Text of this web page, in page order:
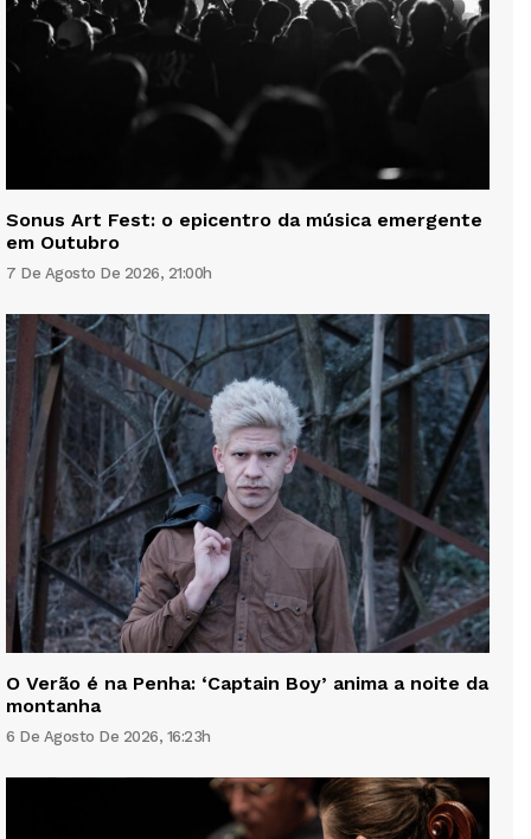
Sonus Art Fest: o epicentro da música emergente
em Outubro
7 De Agosto De 2026, 21:00h
O Verão é na Penha: ‘Captain Boy’ anima a noite da
montanha
6 De Agosto De 2026, 16:23h